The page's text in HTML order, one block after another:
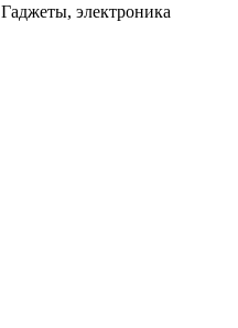
Гаджеты, электроника